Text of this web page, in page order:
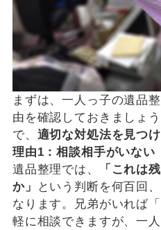
まずは、一人っ子の遺品
由を確認しておきましょ
で、 適切な対処法を見つけ
理由1：相談相手がいない
遺品整理では、
「これは
か」
という判断を何百回
なります。兄弟がいれば
軽に相談できますが、一